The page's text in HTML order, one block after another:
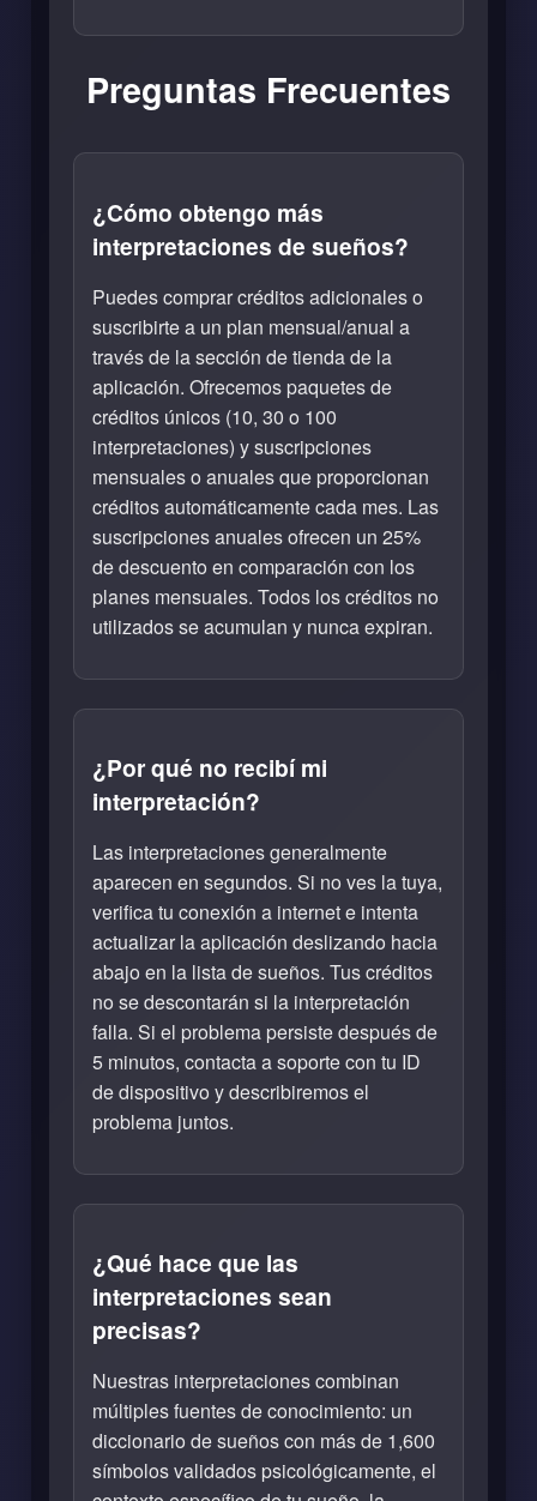
Preguntas Frecuentes
¿Cómo obtengo más
interpretaciones de sueños?
Puedes comprar créditos adicionales o
suscribirte a un plan mensual/anual a
través de la sección de tienda de la
aplicación. Ofrecemos paquetes de
créditos únicos (10, 30 o 100
interpretaciones) y suscripciones
mensuales o anuales que proporcionan
créditos automáticamente cada mes. Las
suscripciones anuales ofrecen un 25%
de descuento en comparación con los
planes mensuales. Todos los créditos no
utilizados se acumulan y nunca expiran.
¿Por qué no recibí mi
interpretación?
Las interpretaciones generalmente
aparecen en segundos. Si no ves la tuya,
verifica tu conexión a internet e intenta
actualizar la aplicación deslizando hacia
abajo en la lista de sueños. Tus créditos
no se descontarán si la interpretación
falla. Si el problema persiste después de
5 minutos, contacta a soporte con tu ID
de dispositivo y describiremos el
problema juntos.
¿Qué hace que las
interpretaciones sean
precisas?
Nuestras interpretaciones combinan
múltiples fuentes de conocimiento: un
diccionario de sueños con más de 1,600
símbolos validados psicológicamente, el